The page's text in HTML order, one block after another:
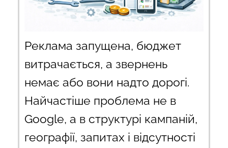
Реклама запущена, бюджет
витрачається, а звернень
немає або вони надто дорогі.
Найчастіше проблема не в
Google, а в структурі кампаній,
географії, запитах і відсутності